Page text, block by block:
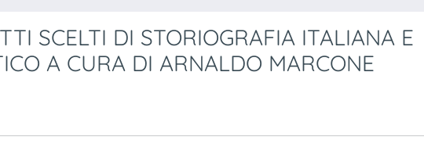
SCELTI DI STORIOGRAFIA ITALIANA E
A CURA DI ARNALDO MARCONE